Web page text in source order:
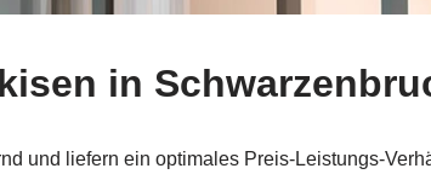
in
und liefern ein optimales Preis-Leistungs-